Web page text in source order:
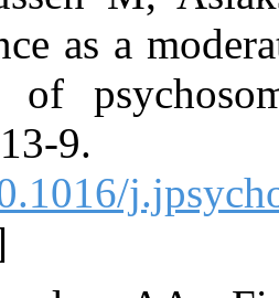
Resilience as
Journal of
61(2):213-9.
[DOI:10.1016/
[